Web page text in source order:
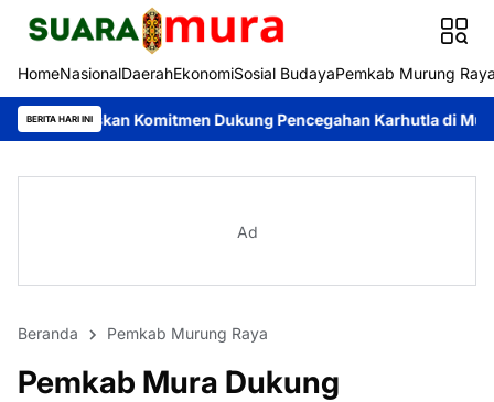
HomeNasionalDaerahEkonomiSosial BudayaPemkab Murung
BERITA HARI INI
Komitmen Dukung Pencegahan Karhutla di Murung Raya
Ad
Beranda Pemkab Murung Raya
Pemkab Mura Dukung